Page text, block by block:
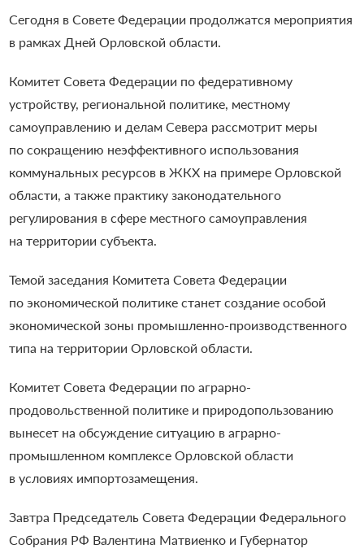
Сегодня в Совете Федерации продолжатся мероприятия
в рамках Дней Орловской области.
Комитет Совета Федерации по федеративному
устройству, региональной политике, местному
самоуправлению и делам Севера рассмотрит меры
по сокращению неэффективного использования
коммунальных ресурсов в ЖКХ на примере Орловской
области, а также практику законодательного
регулирования в сфере местного самоуправления
на территории субъекта.
Темой заседания Комитета Совета Федерации
по экономической политике станет создание особой
экономической зоны промышленно-производственного
типа на территории Орловской области.
Комитет Совета Федерации по аграрно-
продовольственной политике и природопользованию
вынесет на обсуждение ситуацию в аграрно-
промышленном комплексе Орловской области
в условиях импортозамещения.
Завтра Председатель Совета Федерации Федерального
Собрания РФ Валентина Матвиенко и Губернатор